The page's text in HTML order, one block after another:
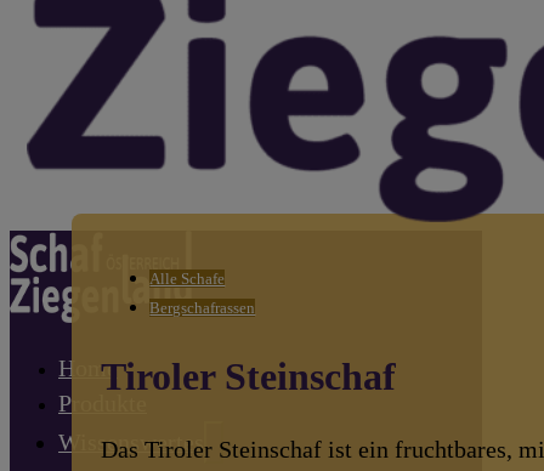
Home
Produkte
Wissenswertes
Alle Schafe
Bergschafrassen
Tiroler Steinschaf
Das Tiroler Steinschaf ist ein fruchtbares,